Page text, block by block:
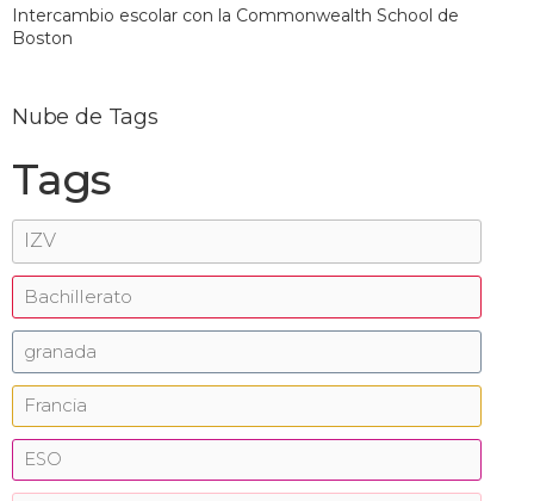
Intercambio escolar con la Commonwealth School de
Boston
Nube de Tags
Tags
IZV
Bachillerato
granada
Francia
ESO